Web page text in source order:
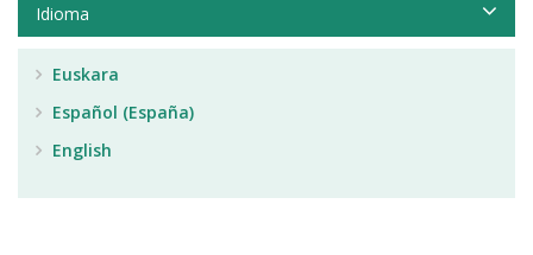
Idioma
Euskara
Español (España)
English